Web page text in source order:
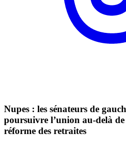
Nupes : les sénateurs de
poursuivre l’union au-delà
réforme des retraites